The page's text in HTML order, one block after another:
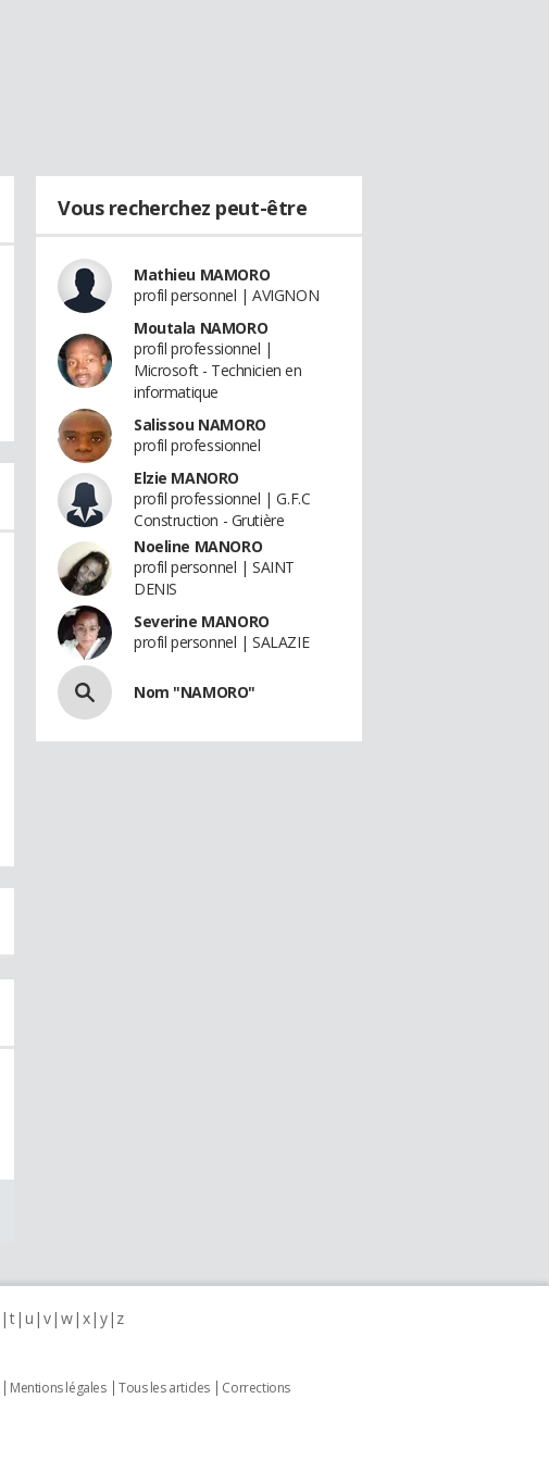
Vous recherchez peut-être
Mathieu MAMORO
profil personnel | AVIGNON
Moutala NAMORO
profil professionnel |
Microsoft - Technicien en
informatique
Salissou NAMORO
profil professionnel
Elzie MANORO
profil professionnel | G.F.C
Construction - Grutière
Noeline MANORO
profil personnel | SAINT
DENIS
Severine MANORO
profil personnel | SALAZIE
Nom "NAMORO"
t u v w x y z
Mentions légales Tous les articles
Corrections